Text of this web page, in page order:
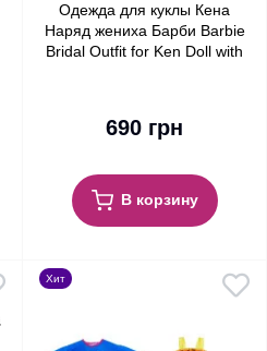
Одежда для куклы Кена
Наряд жениха Барби Barbie
Bridal Outfit for Ken Doll with
690 грн
В корзину
Хит